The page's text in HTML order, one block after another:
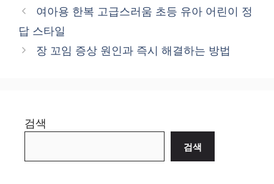
여아용 한복 고급스러움 초등 유아 어린이 정
답 스타일
장 꼬임 증상 원인과 즉시 해결하는 방법
검색
검색